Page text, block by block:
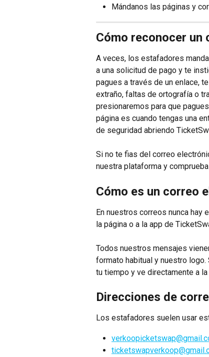
Mándanos las páginas y
Cómo reconocer
A veces, los estafadores
a una solicitud de pago y te
pagues a través de un enlace,
extraño, faltas de ortografía o
presionaremos para que
página es cuando tengas una
de seguridad abriendo
Si no te fias del correo
nuestra plataforma y
Cómo es un correo
En nuestros correos nunca hay
la página o a la app de
Todos nuestros mensajes
formato habitual y nuestro
tu tiempo y ve directamente a
Direcciones de
Los estafadores suelen usar